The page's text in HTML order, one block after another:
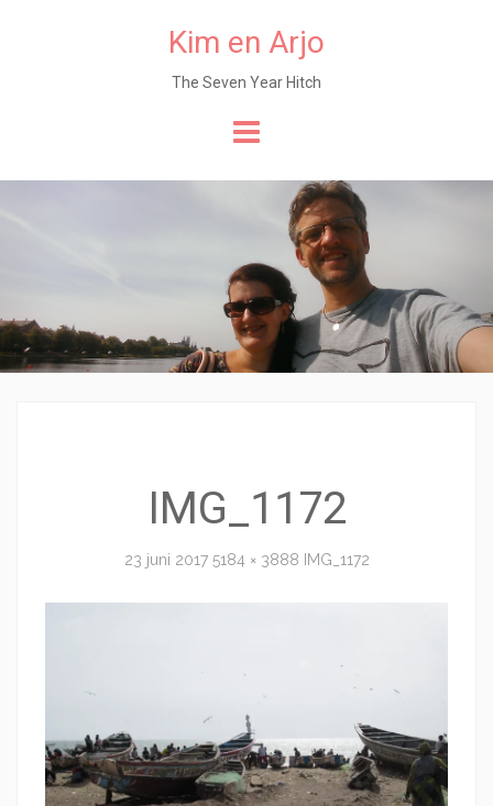
Kim en Arjo
The Seven Year Hitch
IMG_1172
23 juni 2017 5184 × 3888 IMG_1172